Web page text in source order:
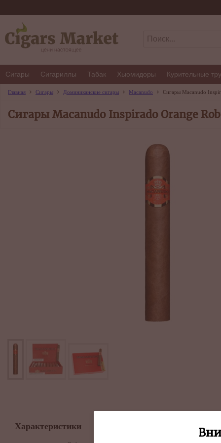
Сигары Сигариллы Табак Хьюмидоры Курительные
Главная Сигары Доминиканские сигары Macanudo Сигары Macanudo
Сигары Macanudo Inspirado Orange
Характеристики
Macanudo